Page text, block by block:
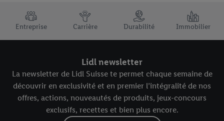
TRUSTBAR
Entreprise Carrière Durabilité Immobilier
Lidl newsletter
La newsletter de Lidl Suisse te permet chaque semaine de
découvrir en exclusivité et en premier l’intégralité de nos
offres, actions, nouveautés de produits, jeux-concours
exclusifs, recettes et bien plus encore.